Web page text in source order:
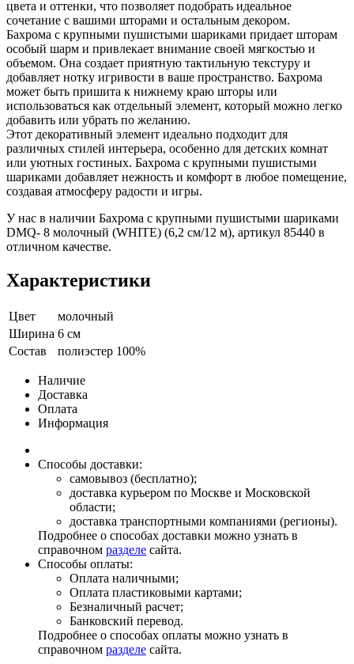
цвета и оттенки, что позволяет подобрать идеальное
сочетание с вашими шторами и остальным декором.
Бахрома с крупными пушистыми шариками придает шторам
особый шарм и привлекает внимание своей мягкостью и
объемом. Она создает приятную тактильную текстуру и
добавляет нотку игривости в ваше пространство. Бахрома
может быть пришита к нижнему краю шторы или
использоваться как отдельный элемент, который можно легко
добавить или убрать по желанию.
Этот декоративный элемент идеально подходит для
различных стилей интерьера, особенно для детских комнат
или уютных гостиных. Бахрома с крупными пушистыми
шариками добавляет нежность и комфорт в любое помещение,
создавая атмосферу радости и игры.
У нас в наличии Бахрома с крупными пушистыми шариками
DMQ- 8 молочный (WHITE) (6,2 см/12 м), артикул 85440 в
отличном качестве.
Характеристики
Цвет
молочный
Ширина 6 см
Состав
полиэстер 100%
Наличие
Доставка
Оплата
Информация
Способы доставки:
самовывоз (бесплатно);
доставка курьером по Москве и Московской
области;
доставка транспортными компаниями (регионы).
Подробнее о способах доставки можно узнать в
справочном разделе сайта.
Способы оплаты:
Оплата наличными;
Оплата пластиковыми картами;
Безналичный расчет;
Банковский перевод.
Подробнее о способах оплаты можно узнать в
справочном разделе сайта.